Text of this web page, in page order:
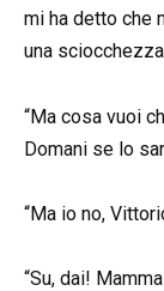
mi ha detto che
una
“Ma cosa vuoi
Domani se lo
“Ma io no,
“Su, dai!